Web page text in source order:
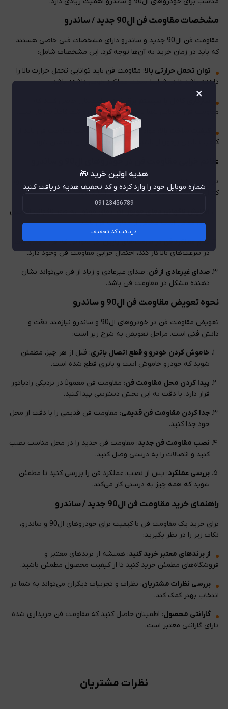
مشخصات مقاومت فن ال90 جدید / ساندرو
مقاومت فن ال90 جدید و ساندرو دارای مشخصات فنی خاصی هستند
که باید در زمان خرید به آن‌ها توجه کرد. این مشخصات شامل:
توان تحمل حرارتی بالا: مقاومت فن باید توانایی تحمل حرارت بالا را
داشته باشد تا در شرایط سخت عملکرد خوبی داشته باشد.
سازگاری کامل با سیستم برق خودرو: اطمینان حاصل کنید که
مقاومت فن انتخابی شما با سیستم برق خودرو شما کاملاً سازگار است.
: مواد استفاده شده در ساخت مقاومت فن باید از
کیفیت بالایی برخوردار باشد تا دوام و طول عمر آن تضمین شود.
علائم خرابی مقاومت فن در خودروهای ال90 و ساندرو
در صورت خرابی مقاومت فن، علائم مختلفی در خودرو مشاهده می‌شود
که از جمله آن‌ها می‌توان به موارد زیر اشاره کرد:
: اگر دمای موتور به طور ناگهانی افزایش
یابد، ممکن است مشکل از مقاومت فن باشد.
عدم عملکرد فن در سرعت‌های پایین: در صورتی که فن خودرو فقط
در سرعت‌های بالا کار کند، احتمال خرابی مقاومت فن وجود دارد.
صدای غیرعادی از فن: صدای غیرعادی و زیاد از فن می‌تواند نشان
دهنده مشکل در مقاومت فن باشد.
نحوه تعویض مقاومت فن ال90 و ساندرو
تعویض مقاومت فن در خودروهای ال90 و ساندرو نیازمند دقت و
دانش فنی است. مراحل تعویض به شرح زیر است:
خاموش کردن خودرو و قطع اتصال باتری: قبل از هر چیز، مطمئن
شوید که خودرو خاموش است و باتری قطع شده است.
پیدا کردن محل مقاومت فن: مقاومت فن معمولاً در نزدیکی رادیاتور
قرار دارد. با دقت به این بخش دسترسی پیدا کنید.
جدا کردن مقاومت فن قدیمی: مقاومت فن قدیمی را با دقت از محل
خود جدا کنید.
نصب مقاومت فن جدید: مقاومت فن جدید را در محل مناسب نصب
کنید و اتصالات را به درستی وصل کنید.
بررسی عملکرد: پس از نصب، عملکرد فن را بررسی کنید تا مطمئن
شوید که همه چیز به درستی کار می‌کند.
راهنمای خرید مقاومت فن ال90 جدید / ساندرو
برای خرید یک مقاومت فن با کیفیت برای خودروهای ال90 و ساندرو،
نکات زیر را در نظر بگیرید:
از برندهای معتبر خرید کنید: همیشه از برندهای معتبر و
فروشگاه‌های مطمئن خرید کنید تا از کیفیت محصول مطمئن باشید.
بررسی نظرات مشتریان: نظرات و تجربیات دیگران می‌تواند به شما در
انتخاب بهتر کمک کند.
گارانتی محصول: اطمینان حاصل کنید که مقاومت فن خریداری شده
دارای گارانتی معتبر است.
نظرات مشتریان
×
هدیه اولین خرید 🎁
شماره موبایل خود را وارد کرده و کد تخفیف هدیه دریافت کنید
دریافت کد تخفیف